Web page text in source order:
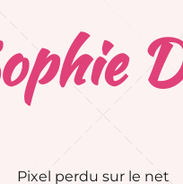
Pixel perdu sur le net